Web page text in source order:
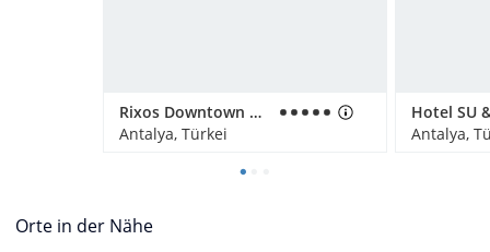
Rixos Downtown Antalya
Antalya, Türkei
Antalya,
Orte in der Nähe